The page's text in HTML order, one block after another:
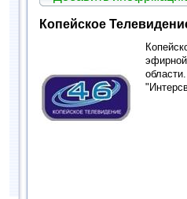
Копейское
эфирной